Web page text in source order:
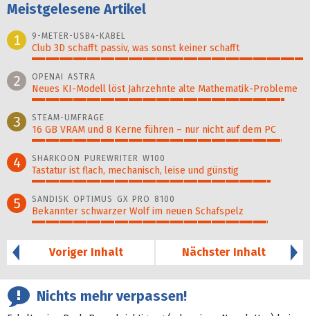
Meistgelesene Artikel
1
9-METER-USB4-KABEL
Club 3D schafft passiv, was sonst keiner schafft
2 OPENAI ASTRA
Neues KI-Modell löst Jahr­zehn­te alte Ma­thematik-Pro­ble­me
3 STEAM-UMFRAGE
16 GB VRAM und 8 Kerne führen – nur nicht auf dem PC
4 SHARKOON PUREWRITER W100
Tastatur ist flach, mechanisch, leise und günstig
5 SANDISK OPTIMUS GX PRO 8100
Bekannter schwarzer Wolf im neuen Schafspelz
Voriger Inhalt
Nächster Inhalt
Nichts mehr verpassen!